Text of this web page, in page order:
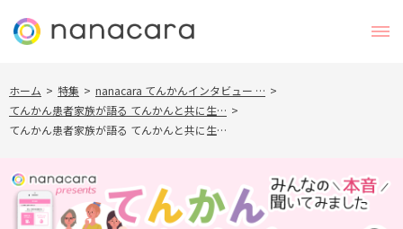
ホーム > 特集 > nanacara てんかんインタビュー … >
てんかん患者家族が語る てんかんと共に生… >
てんかん患者家族が語る てんかんと共に生…